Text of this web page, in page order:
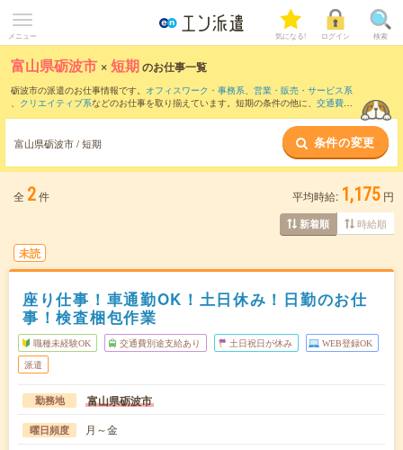
メニュー 気になる! ログイン 検索
富山県砺波市 ×短期のお仕事一覧
砺波市の派遣のお仕事情報です。 オフィスワーク・事務系、 営業・販売・サービス系
、 クリエイティブ系などのお仕事を取り揃えています。短期の条件の他に、 交通費別
富山県砺波市 / 短期 条件の変更
全 2件 平均時給: 1,175 円
新着順 時給順
未読
座り仕事！車通勤OK！土日休み！日勤のお仕
事！検査梱包作業
職種未経験OK 交通費別途支給あり 土日祝日が休み WEB登録OK
派遣
勤務地 富山県砺波市
曜日頻度 月～金